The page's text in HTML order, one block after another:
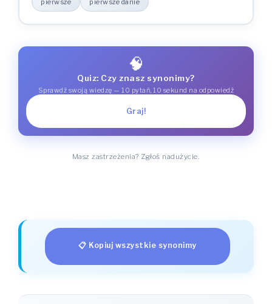
pierwsze pierwsze danie
🧠
Quiz: Czy znasz synonimy?
Sprawdź swoją wiedzę — 10 pytań, 10 sekund na odpowiedź
Graj!
Masz zastrzeżenia? Zgłoś nadużycie.
📋 Kopiuj wszystkie synonimy